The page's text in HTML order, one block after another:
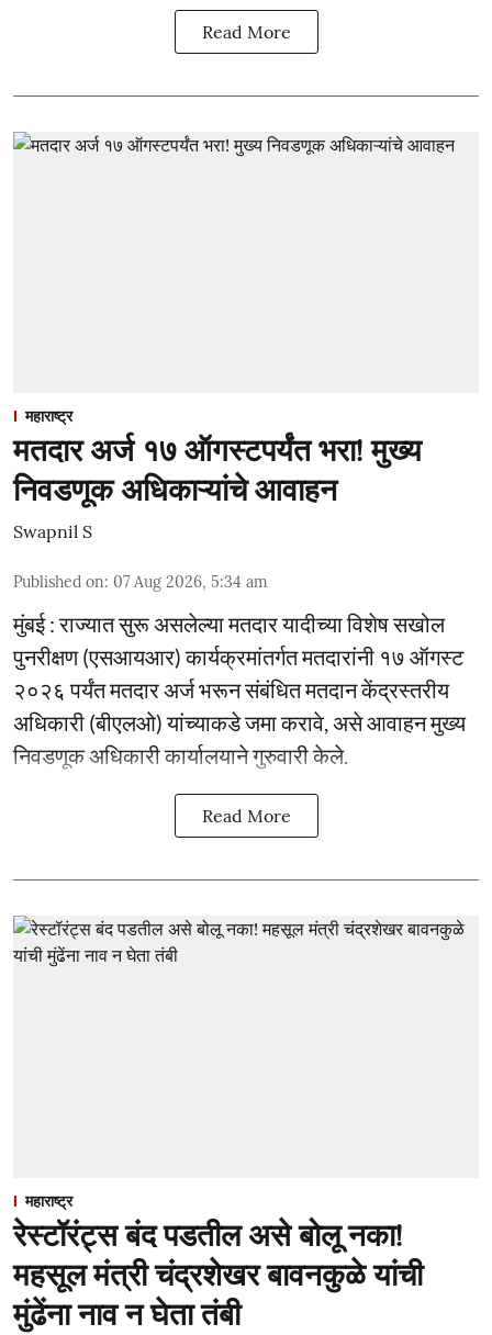
Read More
महाराष्ट्र
मतदार अर्ज १७ ऑगस्टपर्यंत भरा! मुख्य
निवडणूक अधिकाऱ्यांचे आवाहन
Swapnil S
Published on: 07 Aug 2026, 5:34 am
मुंबई : राज्यात सुरू असलेल्या मतदार यादीच्या विशेष सखोल
पुनरीक्षण (एसआयआर) कार्यक्रमांतर्गत मतदारांनी १७ ऑगस्ट
२०२६ पर्यंत मतदार अर्ज भरून संबंधित मतदान केंद्रस्तरीय
अधिकारी (बीएलओ) यांच्याकडे जमा करावे, असे आवाहन मुख्य
निवडणूक अधिकारी कार्यालयाने गुरुवारी केले.
Read More
महाराष्ट्र
रेस्टॉरंट्स बंद पडतील असे बोलू नका!
महसूल मंत्री चंद्रशेखर बावनकुळे यांची
मुंढेंना नाव न घेता तंबी